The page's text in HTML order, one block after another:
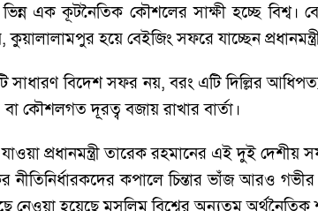
এক কূটনৈতিক কৌশলের সাক্ষী হচ্ছে বিশ্ব।
হয়ে বেইজিং সফরে যাচ্ছেন
বিদেশ সফর নয়, বরং এটি দিল্লির
বা কৌশলগত দূরত্ব বজায় রাখার বার্তা।
প্রধানমন্ত্রী তারেক রহমানের এই দুই দেশীয়
কপালে চিন্তার ভাঁজ আরও গভীর
নেওয়া হয়েছে মুসলিম বিশ্বের অন্যতম অর্থনৈতিক